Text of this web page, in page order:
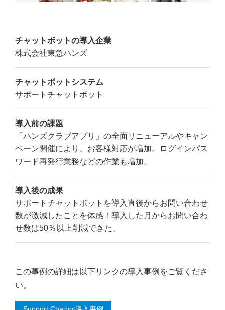
チャットボットの導入企業
株式会社東急ハンズ
チャットボットシステム
サポートチャットボット
導入前の課題
「ハンズクラブアプリ」の全面リニューアルやキャン
ペーン開催により、お客様対応が増加。ログインパス
ワード再発行業務などの作業も増加。
導入後の成果
サポートチャットボットを導入直後からお問い合わせ
数が激減したことを体感！導入した月からお問い合わ
せ数は50％以上削減できた。
この事例の詳細は以下リンクの導入事例をご覧くださ
い。